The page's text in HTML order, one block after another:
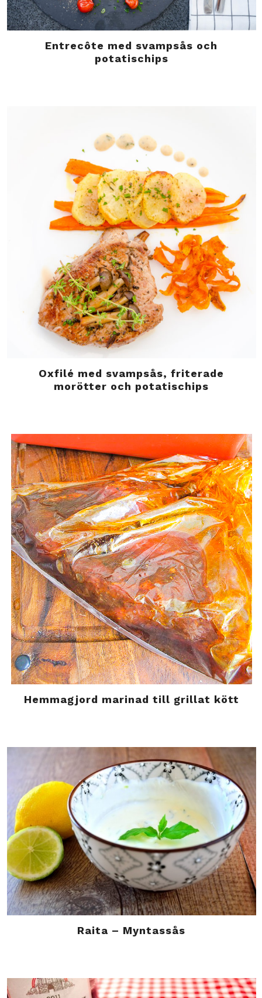
Entrecôte med svampsås och
potatischips
Oxfilé med svampsås, friterade
morötter och potatischips
Hemmagjord marinad till grillat kött
Raita – Myntassås